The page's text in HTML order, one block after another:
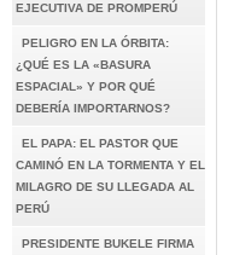
EJECUTIVA DE PROMPERÚ
PELIGRO EN LA ÓRBITA:
¿QUÉ ES LA «BASURA
ESPACIAL» Y POR QUÉ
DEBERÍA IMPORTARNOS?
EL PAPA: EL PASTOR QUE
CAMINÓ EN LA TORMENTA Y EL
MILAGRO DE SU LLEGADA AL
PERÚ
PRESIDENTE BUKELE FIRMA